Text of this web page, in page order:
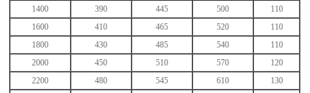
1400
390 445 500
110
1600
410 465 520
110
1800
430 485 540
110
2000
450 510 570
120
2200
480 545 610
130